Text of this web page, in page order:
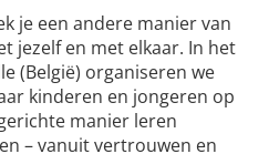
je een andere manier van
jezelf en met elkaar. In het
(België) organiseren we
kinderen en jongeren op
manier leren
– vanuit vertrouwen en